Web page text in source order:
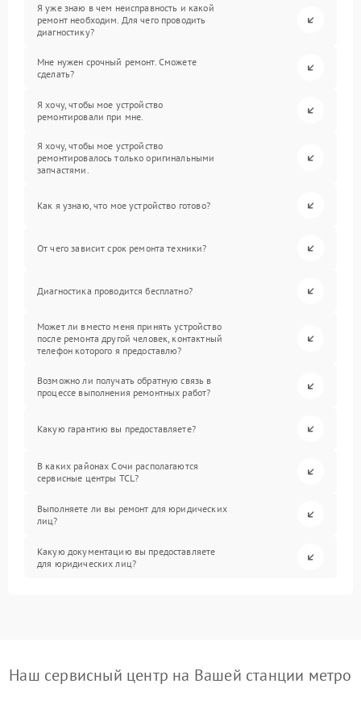
Я уже знаю в чем неисправность и какой
ремонт необходим. Для чего проводить
диагностику?
Мне нужен срочный ремонт. Сможете
сделать?
Я хочу, чтобы мое устройство
ремонтировали при мне.
Я хочу, чтобы мое устройство
ремонтировалось только оригинальными
запчастями.
Как я узнаю, что мое устройство готово?
От чего зависит срок ремонта техники?
Диагностика проводится бесплатно?
Может ли вместо меня принять устройство
после ремонта другой человек, контактный
телефон которого я предоставлю?
Возможно ли получать обратную связь в
процессе выполнения ремонтных работ?
Какую гарантию вы предоставляете?
В каких районах Сочи располагаются
сервисные центры TCL?
Выполняете ли вы ремонт для юридических
лиц?
Какую документацию вы предоставляете
для юридических лиц?
Наш сервисный центр на Вашей станции метро